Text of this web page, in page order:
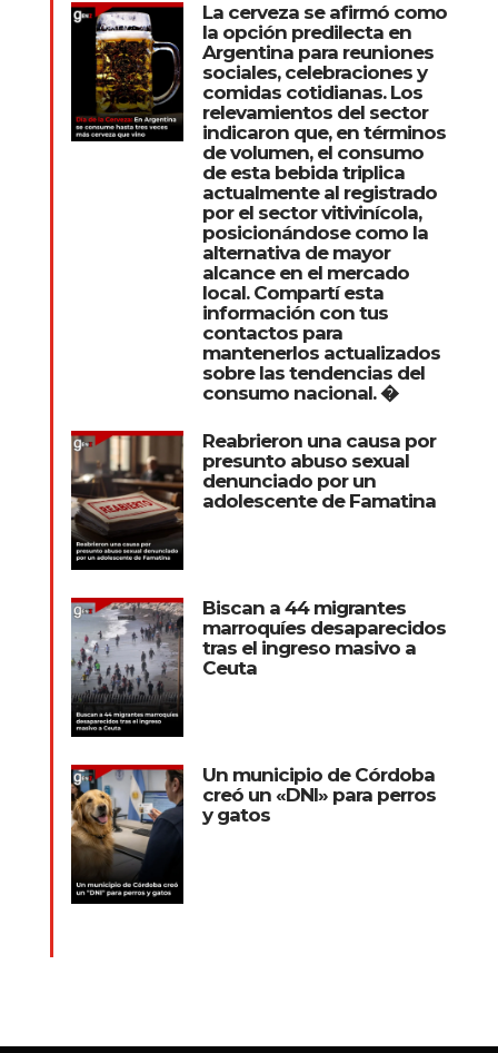
La cerveza se afirmó como
la opción predilecta en
Argentina para reuniones
sociales, celebraciones y
comidas cotidianas. Los
relevamientos del sector
indicaron que, en términos
de volumen, el consumo
de esta bebida triplica
actualmente al registrado
por el sector vitivinícola,
posicionándose como la
alternativa de mayor
alcance en el mercado
local. Compartí esta
información con tus
contactos para
mantenerlos actualizados
sobre las tendencias del
consumo nacional. �
Reabrieron una causa por
presunto abuso sexual
denunciado por un
adolescente de Famatina
Biscan a 44 migrantes
marroquíes desaparecidos
tras el ingreso masivo a
Ceuta
Un municipio de Córdoba
creó un «DNI» para perros
y gatos